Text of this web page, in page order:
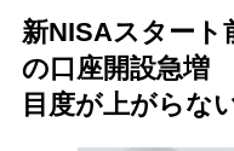
新NISAスタート
の口座開設急増
目度が上がらな